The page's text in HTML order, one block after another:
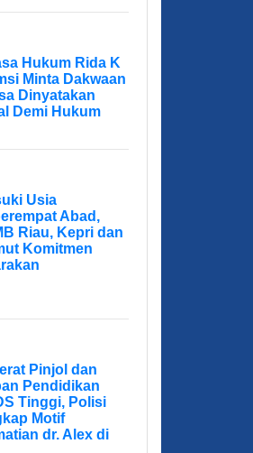
Hukum Rida K
Minta Dakwaan
Dinyatakan
Demi Hukum
Usia
Abad,
Riau, Kepri dan
Komitmen
Pinjol dan
Pendidikan
Tinggi, Polisi
Motif
dr. Alex di